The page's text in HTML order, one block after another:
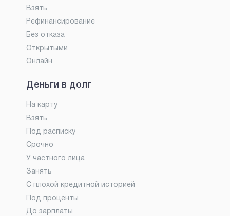
Взять
Рефинансирование
Без отказа
Открытыми
Онлайн
Деньги в долг
На карту
Взять
Под расписку
Срочно
У частного лица
Занять
С плохой кредитной историей
Под проценты
До зарплаты